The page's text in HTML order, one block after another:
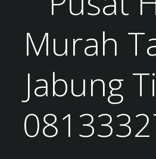
Murah
Jabung